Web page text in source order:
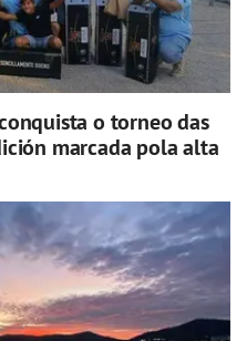
o torneo das
marcada pola alta